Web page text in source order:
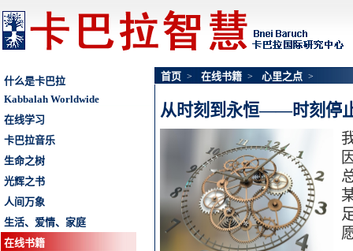
首页 > 在线书籍 > 心里之点 >
从时刻到永恒——时刻停
什么是卡巴拉
Kabbalah Worldwide
在线学习
卡巴拉音乐
生命之树
光辉之书
人间万象
生活、爱情、家庭
在线书籍